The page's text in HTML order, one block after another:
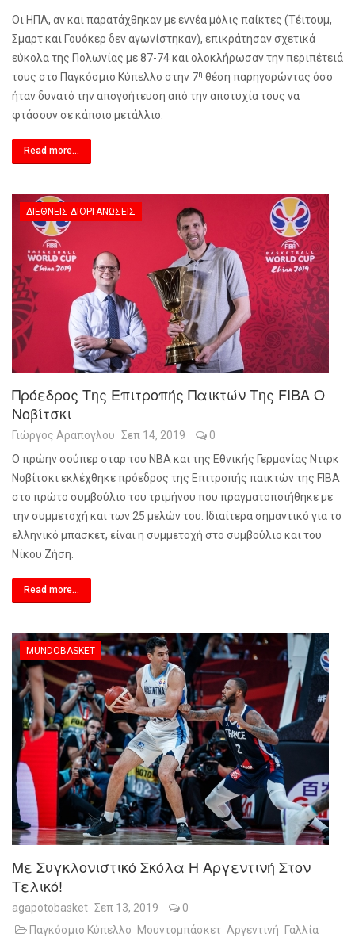
Οι ΗΠΑ, αν και παρατάχθηκαν με εννέα μόλις παίκτες (Τέιτουμ,
Σμαρτ και Γουόκερ δεν αγωνίστηκαν), επικράτησαν σχετικά
εύκολα της Πολωνίας με 87-74 και ολοκλήρωσαν την περιπέτειά
τους στο Παγκόσμιο Κύπελλο στην 7η θέση παρηγορώντας όσο
ήταν δυνατό την απογοήτευση από την αποτυχία τους να
φτάσουν σε κάποιο μετάλλιο.
Read more...
ΔΙΕΘΝΕΊΣ ΔΙΟΡΓΑΝΏΣΕΙΣ
Πρόεδρος Της Επιτροπής Παικτών Της FIBA Ο
Νοβίτσκι
Γιώργος Αράπογλου Σεπ 14, 2019
0
Ο πρώην σούπερ σταρ του NBA και της Εθνικής Γερμανίας Ντιρκ
Νοβίτσκι εκλέχθηκε πρόεδρος της Επιτροπής παικτών της FIBA
στο πρώτο συμβούλιο του τριμήνου που πραγματοποιήθηκε με
την συμμετοχή και των 25 μελών του. Ιδιαίτερα σημαντικό για το
ελληνικό μπάσκετ, είναι η συμμετοχή στο συμβούλιο και του
Νίκου Ζήση.
Read more...
MUNDOBASKET
Με Συγκλονιστικό Σκόλα Η Αργεντινή Στον
Τελικό!
agapotobasket Σεπ 13, 2019
0
Παγκόσμιο Κύπελλο
Μουντομπάσκετ Αργεντινή Γαλλία